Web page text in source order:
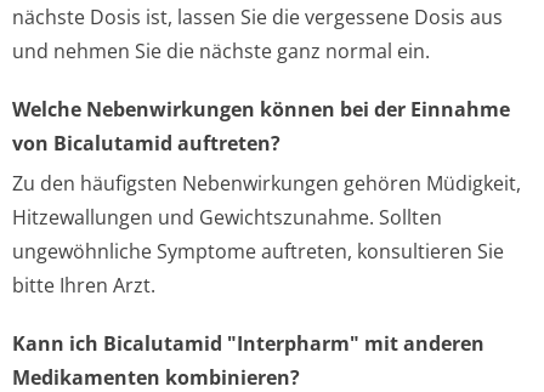
nächste Dosis ist, lassen Sie die vergessene Dosis aus
und nehmen Sie die nächste ganz normal ein.
Welche Nebenwirkungen können bei der Einnahme
von Bicalutamid auftreten?
Zu den häufigsten Nebenwirkungen gehören Müdigkeit,
Hitzewallungen und Gewichtszunahme. Sollten
ungewöhnliche Symptome auftreten, konsultieren Sie
bitte Ihren Arzt.
Kann ich Bicalutamid "Interpharm" mit anderen
Medikamenten kombinieren?